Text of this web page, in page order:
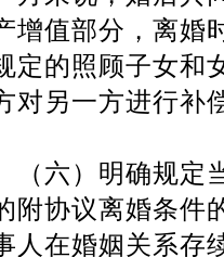
增值部分，离婚
定的照顾子女和
对另一方进行补
六）明确规定当
附协议离婚条件
人在婚姻关系存